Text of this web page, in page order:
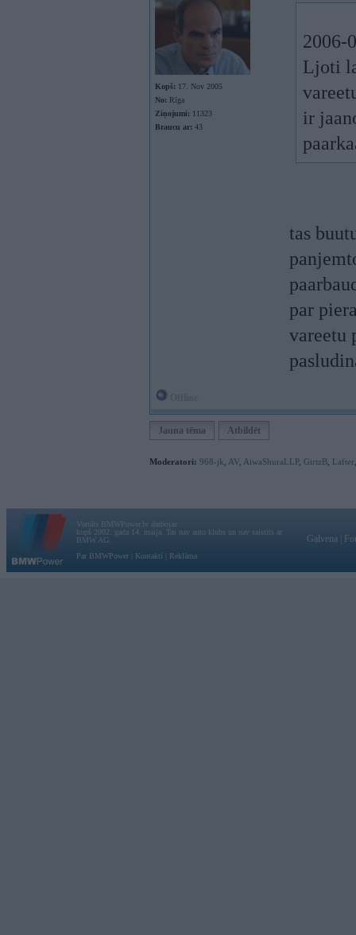
Kopš: 17. Nov 2005
No: Rīga
Ziņojumi: 11323
Braucu ar: 43
2006-
Ljoti
ir
tas
par
vareetu
Jauna tēma Atbildēt
Moderatori: 968-jk AV AiwaShuraLLP, GirtzB Lafter
Vortāls BMWPower.lv darbojas
kopš 2002. gada 14. maija. Tas nav auto klubs un nav saistīts ar
BMW AG.
Par BMWPower
Kontakti Reklāma
Galvena